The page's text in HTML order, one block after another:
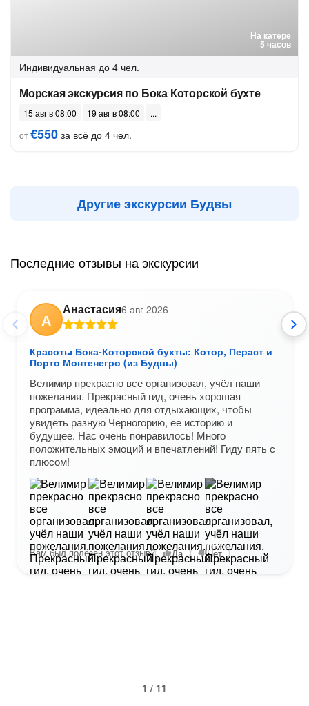
На катере
5 часов
Индивидуальная до 4 чел.
Морская экскурсия по Бока Которской бухте
15 авг в 08:00
19 авг в 08:00
от€550 за всё до 4 чел.
Другие экскурсии Будвы
Последние отзывы на экскурсии
А
Анастасия6 авг 2026
Красоты Бока-Которской бухты: Котор, Пераст и
Порто Монтенегро (из Будвы)
Велимир прекрасно все организовал, учёл наши
пожелания. Прекрасный гид, очень хорошая
программа, идеально для отдыхающих, чтобы
увидеть разную Черногорию, ее историю и
будущее. Нас очень понравилось! Много
положительных эмоций и впечатлений! Гиду пять с
плюсом!
+4
Вам был полезен этот отзыв? Да Нет
1 / 11